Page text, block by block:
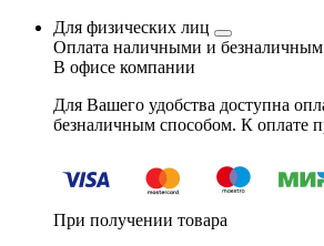
Для физических лиц
Оплата наличными и
В офисе компании
Для Вашего удобства доступна
безналичным способом. К оплате
При получении товара